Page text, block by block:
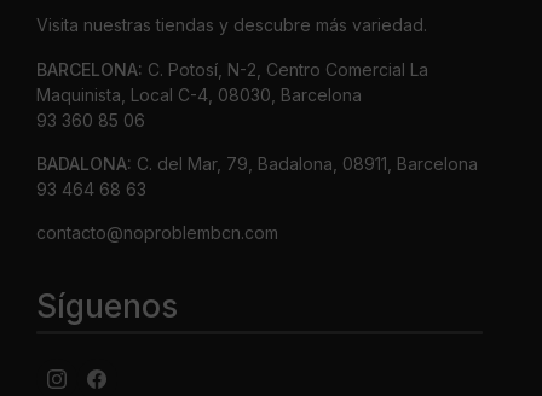
Visita nuestras tiendas y descubre más variedad.
BARCELONA: C. Potosí, N-2, Centro Comercial La
Maquinista, Local C-4, 08030, Barcelona
93 360 85 06
BADALONA: C. del Mar, 79, Badalona, 08911, Barcelona
93 464 68 63
contacto@noproblembcn.com
Síguenos